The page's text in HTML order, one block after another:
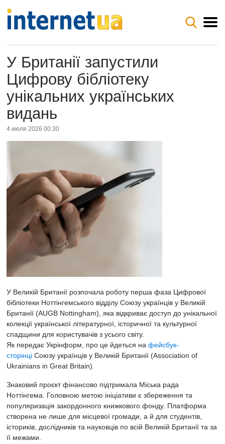
У Британії запустили
Цифрову бібліотеку
унікальних українських
видань
4 июля 2026 00:30
У Великій Британії розпочала роботу перша фаза Цифрової
бібліотеки Ноттінгемського відділу Союзу українців у Великій
Британії (AUGB Nottingham), яка відкриває доступ до унікальної
колекції української літературної, історичної та культурної
спадщини для користувачів з усього світу.
Як передає Укрінформ, про це йдеться на фейсбук-
сторінці Союзу українців у Великій Британії (Association of
Ukrainians in Great Britain).
Знаковий проєкт фінансово підтримала Міська рада
Ноттінгема. Головною метою ініціативи є збереження та
популяризація закордонного книжкового фонду. Платформа
створена не лише для місцевої громади, а й для студентів,
істориків, дослідників та науковців по всій Великій Британії та за
її межами.